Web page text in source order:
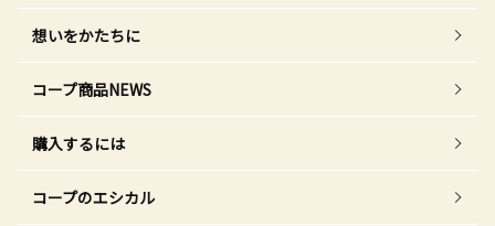
想いをかたちに
コープ商品NEWS
購入するには
コープのエシカル